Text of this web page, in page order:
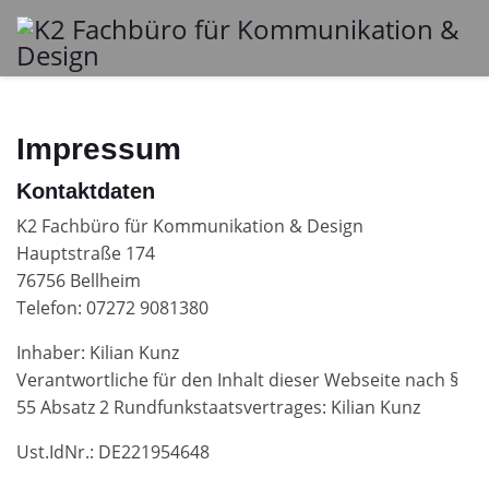
Impressum
Kontaktdaten
K2 Fachbüro für Kommunikation & Design
Hauptstraße 174
76756 Bellheim
Telefon: 07272 9081380
Inhaber: Kilian Kunz
Verantwortliche für den Inhalt dieser Webseite nach §
55 Absatz 2 Rundfunkstaatsvertrages: Kilian Kunz
Ust.IdNr.: DE221954648